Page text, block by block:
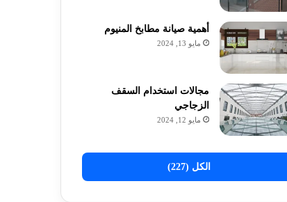
أهمية صيانة مطابخ المنيوم
مايو 13, 2024
مجالات استخدام السقف
الزجاجي
مايو 12, 2024
الكل (227)